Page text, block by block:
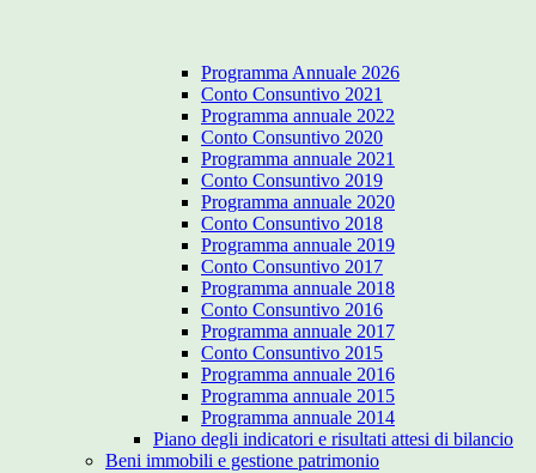
Programma Annuale 2026
Conto Consuntivo 2021
Programma annuale 2022
Conto Consuntivo 2020
Programma annuale 2021
Conto Consuntivo 2019
Programma annuale 2020
Conto Consuntivo 2018
Programma annuale 2019
Conto Consuntivo 2017
Programma annuale 2018
Conto Consuntivo 2016
Programma annuale 2017
Conto Consuntivo 2015
Programma annuale 2016
Programma annuale 2015
Programma annuale 2014
Piano degli indicatori e risultati attesi di bilancio
Beni immobili e gestione patrimonio